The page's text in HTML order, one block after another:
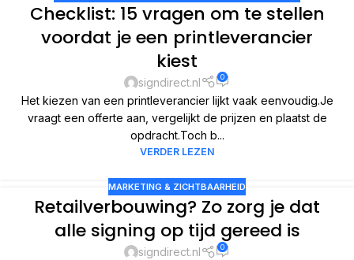
Checklist: 15 vragen om te stellen
voordat je een printleverancier
kiest
signdirect.nl 0
Het kiezen van een printleverancier lijkt vaak eenvoudig.Je
vraagt een offerte aan, vergelijkt de prijzen en plaatst de
opdracht.Toch b...
VERDER LEZEN
MARKETING & ZICHTBAARHEID
Retailverbouwing? Zo zorg je dat
alle signing op tijd gereed is
signdirect.nl 0